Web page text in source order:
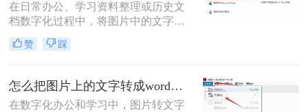
在日常办公、学习资料整理或历史文
档数字化过程中，将图片中的文字精
准转换为可编辑的Word文档是高频需
求。那么图片转word怎么转呢？本文
各场景下的最佳选择，助你彻底摆脱
手动输入的繁琐。
赞 踩
怎么把图片上的文字转成word文档？5种常用高效方法详解！
在数字化办公和学习中，图片转文字